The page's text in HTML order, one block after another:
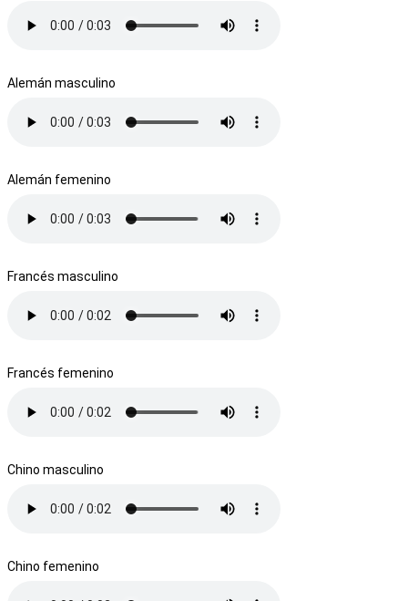
Alemán masculino
Alemán femenino
Francés masculino
Francés femenino
Chino masculino
Chino femenino